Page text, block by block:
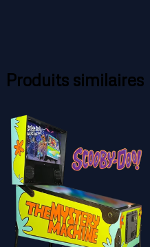
Produits similaires